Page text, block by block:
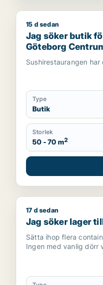
Jag söker butik för
15 d sedan
Jag söker butik
Göteborg
m.fl.
Sushirestaurangen
Type
Butik
Storlek
50 - 70 m2
Jag söker lager till
17 d sedan
Jag söker lager
Sätta ihop flera
Ingen med vanlig dörr